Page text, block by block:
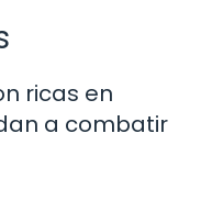
ricas en
a combatir